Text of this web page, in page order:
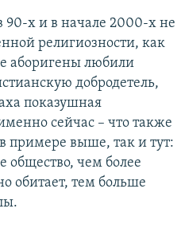
90-х и в начале 2000-х не
религиозности, как
аборигены любили
добродетель,
показушная
сейчас – что также
примере выше, так и тут:
общество, чем более
обитает, тем больше